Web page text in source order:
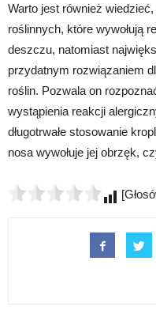
Warto jest również
roślinnych, które wywołują
deszczu, natomiast
przydatnym rozwiązaniem
roślin. Pozwala on
wystąpienia reakcji
długotrwałe stosowanie
nosa wywołuje jej obrzęk,